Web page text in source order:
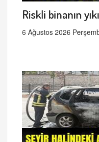
Riskli binanın
6 Ağustos 2026